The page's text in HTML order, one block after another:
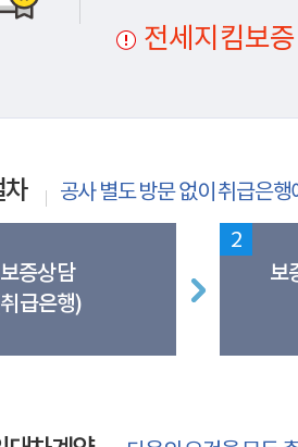
전세지킴보
차
공사 별도 방문 없이 취급은
보증상담
급은행)
2
보